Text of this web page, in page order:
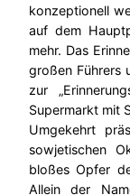
konzeptionell
auf dem
mehr. Das
großen Führers
zur
Supermarkt mit
Umgekehrt
sowjetischen
bloßes Opfer
Allein der